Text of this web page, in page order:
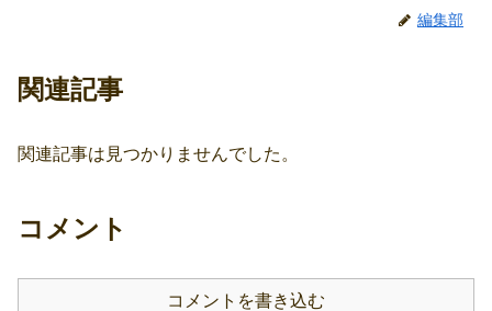
編集部
関連記事
関連記事は見つかりませんでした。
コメント
コメントを書き込む